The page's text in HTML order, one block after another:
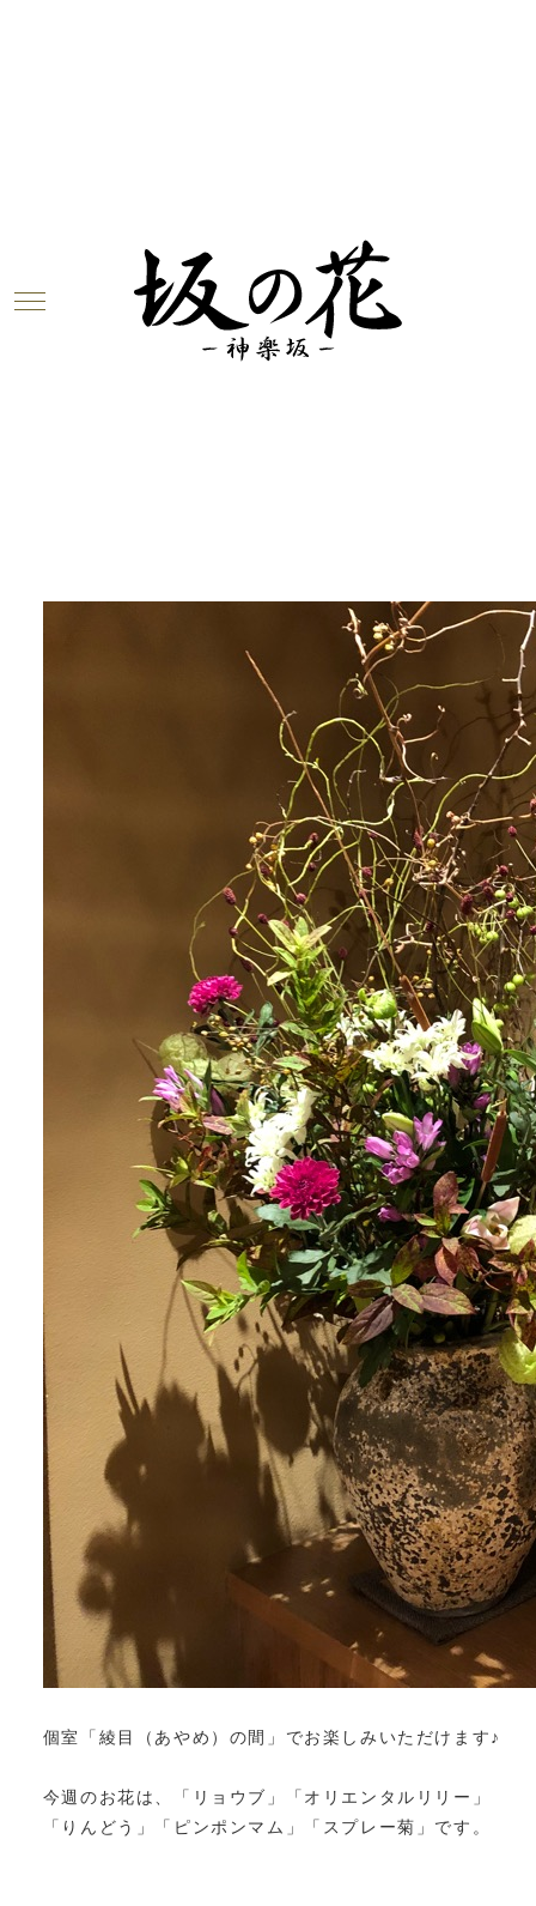
今週のお花が届きました！（9月25
日）
個室「綾目（あやめ）の間」でお楽しみいただけます♪
今週のお花は、「リョウブ」「オリエンタルリリー」
「りんどう」「ピンポンマム」「スプレー菊」です。